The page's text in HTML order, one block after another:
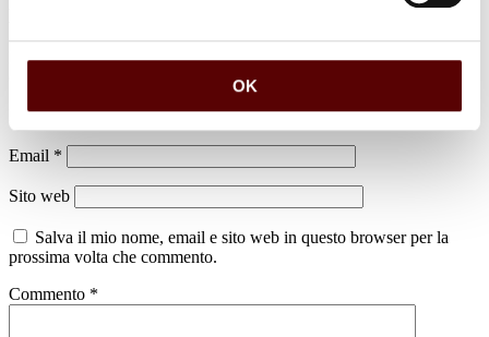
OK
Il tuo indirizzo email non sarà pubblicato. I campi obbligatori sono
Nome*
Email *
Sito web
Salva il mio nome, email e sito web in questo browser per la
prossima volta che commento.
Commento *